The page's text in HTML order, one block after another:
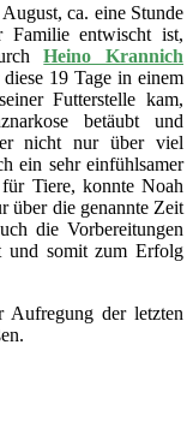
ca. eine Stunde
Familie entwischt ist,
Heino Krannich
19 Tage in einem
Futterstelle kam,
betäubt und
nicht nur über viel
ein sehr einfühlsamer
Tiere, konnte Noah
über die genannte Zeit
die Vorbereitungen
und somit zum Erfolg
der letzten